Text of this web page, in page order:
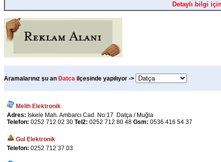
Detaylı bilgi
Aramalarınız şu an Datca ilçesinde yapılıyor ->
Melih Elektronik
Adres: İskele Mah. Ambarcı Cad. No:17 Datça / Muğla
Telefon: 0252 712 02 30 Tel2: 0252 712 80 48 Gsm: 0536 416 54 37
Gul Elektronik
Telefon: 0252 712 37 03